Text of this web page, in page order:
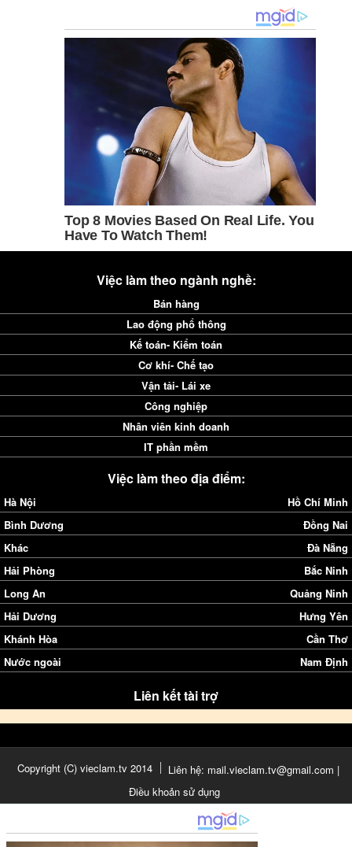
Việc làm theo ngành nghề:
Bán hàng
Lao động phổ thông
Kế toán- Kiểm toán
Cơ khí- Chế tạo
Vận tải- Lái xe
Công nghiệp
Nhân viên kinh doanh
IT phần mềm
Việc làm theo địa điểm:
Hà Nội
Hồ Chí Minh
Bình Dương
Đồng Nai
Khác
Đà Nẵng
Hải Phòng
Bắc Ninh
Long An
Quảng Ninh
Hải Dương
Hưng Yên
Khánh Hòa
Cần Thơ
Nước ngoài
Nam Định
Liên kết tài trợ
Copyright (C) vieclam.tv 2014
Liên hệ: mail.vieclam.tv@gmail.com |
Điều khoản sử dụng